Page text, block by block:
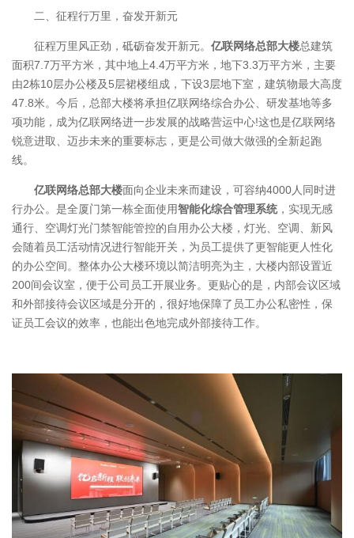
二、征程行万里，奋发开新元
征程万里风正劲，砥砺奋发开新元。 亿联网络总部大楼总建筑
面积7.7万平方米，其中地上4.4万平方米，地下3.3万平方米，主要
由2栋10层办公楼及5层裙楼组成，下设3层地下室，建筑物最大高度
47.8米。今后，总部大楼将承担亿联网络综合办公、研发基地等多
项功能，成为亿联网络进一步发展的战略营运中心!这也是亿联网络
锐意进取、迈步未来的重要标志，更是公司做大做强的全新起跑
线。
亿联网络总部大楼面向企业未来而建设，可容纳4000人同时进
行办公。是全厦门第一栋全面使用智能化综合管理系统，实现无感
通行、空调灯光门禁智能管控的自用办公大楼，灯光、空调、新风
会随着员工活动情况进行智能开关，为员工提供了更智能更人性化
的办公空间。整体办公大楼环境以简洁明亮为主，大楼内部设置近
200间会议室，便于公司员工开展业务。更贴心的是，内部会议区域
和外部接待会议区域是分开的，很好地保障了员工办公私密性，保
证员工会议的效率，也能出色地完成外部接待工作。